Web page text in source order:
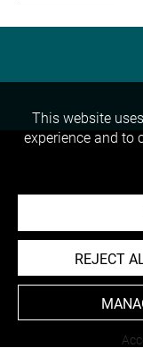
This website
experience and to
REJECT